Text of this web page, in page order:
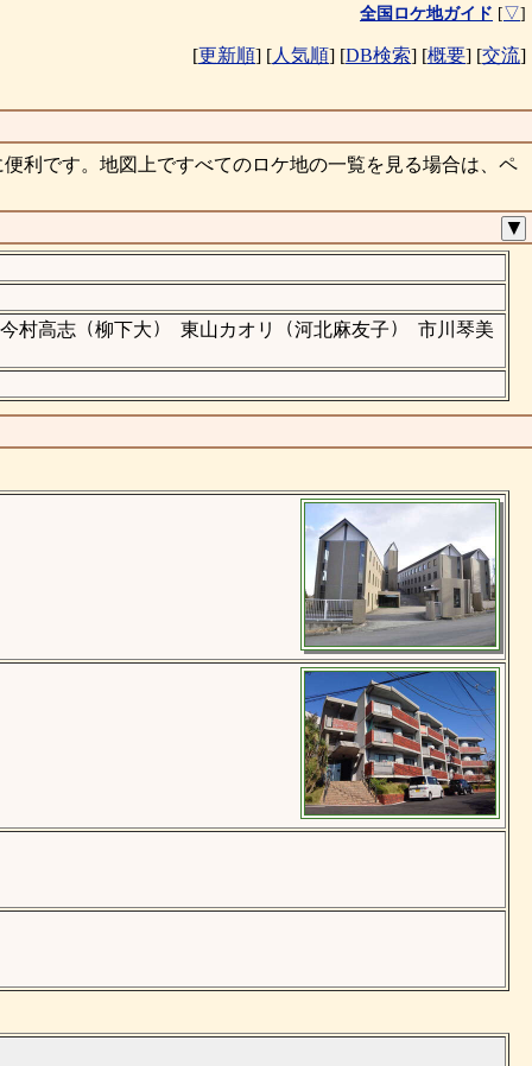
全国ロケ地ガイド [▽]
[更新順] [人気順] [DB検索] [概要] [交流]
利です。地図上ですべてのロケ地の一覧を見る場合は、ペ
▼
今村高志（柳下大） 東山カオリ （河北麻友子） 市川琴美